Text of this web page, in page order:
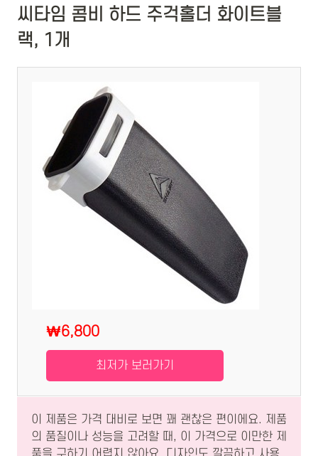
씨타임 콤비 하드 주걱홀더 화이트블
랙, 1개
₩6,800
최저가 보러가기
이 제품은 가격 대비로 보면 꽤 괜찮은 편이에요. 제품
의 품질이나 성능을 고려할 때, 이 가격으로 이만한 제